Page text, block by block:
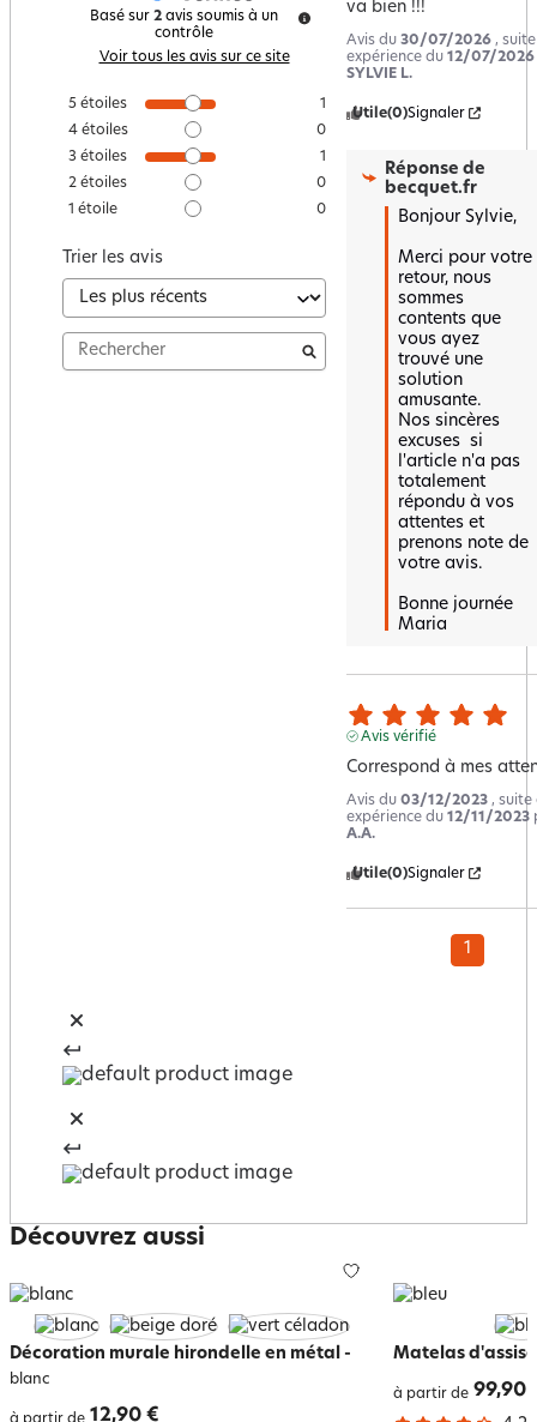
Basé sur 2 avis soumis à un
contrôle
Voir tous les avis sur ce site
5 étoiles
1
4 étoiles
0
3 étoiles
1
2 étoiles
0
1 étoile 0
Trier les avis
va bien !!!
Avis du 30/07/2026 ,
expérience du 12/07/2026
SYLVIE L.
Utile(0)Signaler
Réponse de
becquet.fr
Bonjour Sylvie,
Merci pour votre
retour, nous
sommes
contents que
vous ayez
trouvé une
solution
amusante.
Nos sincères
excuses  si
l'article n'a pas
totalement
répondu à vos
attentes et
prenons note de
votre avis.
Bonne journée
Maria
Avis vérifié
Correspond à mes
Avis du 03/12/2023 , suite
expérience du 12/11/2023
A.A.
Utile(0)Signaler
1
Découvrez aussi
Décoration murale hirondelle en métal -
blanc
à partir de 12,90 €
Matelas
à partir de 99,90